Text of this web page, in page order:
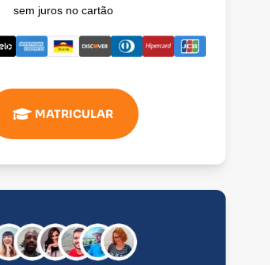
sem juros no cartão
MATRICULAR